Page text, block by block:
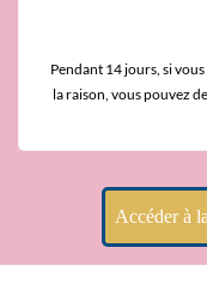
Pendant 14 jours, si
la raison, vous pouvez
Accéder à